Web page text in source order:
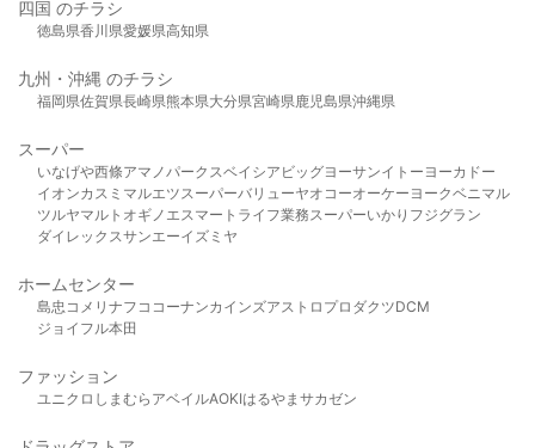
四国 のチラシ
徳島県香川県愛媛県高知県
九州・沖縄 のチラシ
福岡県佐賀県長崎県熊本県大分県宮崎県鹿児島県沖縄県
スーパー
いなげや西條アマノパークスベイシア ビッグヨーサンイトーヨーカドー
イオンカスミ マルエツスーパーバリューヤオコーオーケー ヨークベニマル
ツルヤマルト オギノ エスマート ライフ業務スーパーいかり フジグラン
ダイレックスサンエーイズミヤ
ホームセンター
島忠 コメリ ナフコ コーナンカインズアストロプロダクツDCM
ジョイフル本田
ファッション
ユニクロ しまむら アベイルAOKIはるやま サカゼン